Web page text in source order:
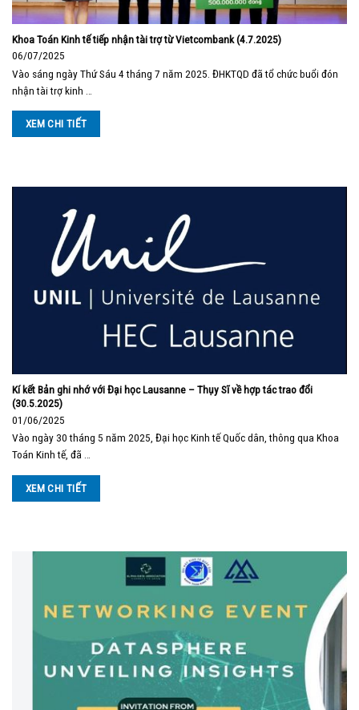
Khoa Toán Kinh tế tiếp nhận tài trợ từ Vietcombank (4.7.2025)
06/07/2025
Vào sáng ngày Thứ Sáu 4 tháng 7 năm 2025. ĐHKTQD đã tổ chức buổi đón
nhận tài trợ kinh …
XEM CHI TIẾT
Kí kết Bản ghi nhớ với Đại học Lausanne – Thụy Sĩ về hợp tác trao đổi
(30.5.2025)
01/06/2025
Vào ngày 30 tháng 5 năm 2025, Đại học Kinh tế Quốc dân, thông qua Khoa
Toán Kinh tế, đã …
XEM CHI TIẾT